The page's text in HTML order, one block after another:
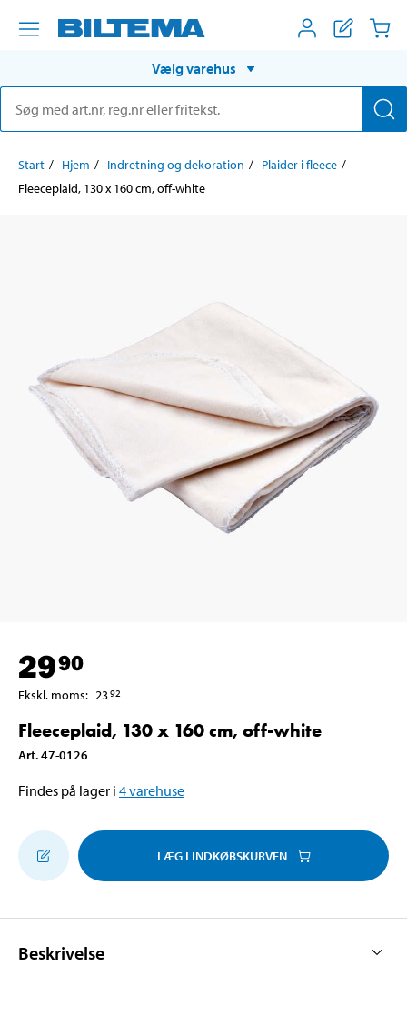
Vælg varehus
Start Hjem Indretning og dekoration
Plaider i fleece
Fleeceplaid, 130 x 160 cm, off-white
2990
Ekskl. moms: 2392
Fleeceplaid, 130 x 160 cm, off-white
Art.47-0126
Findes på lager i 4varehuse
LÆG I INDKØBSKURVEN
Beskrivelse